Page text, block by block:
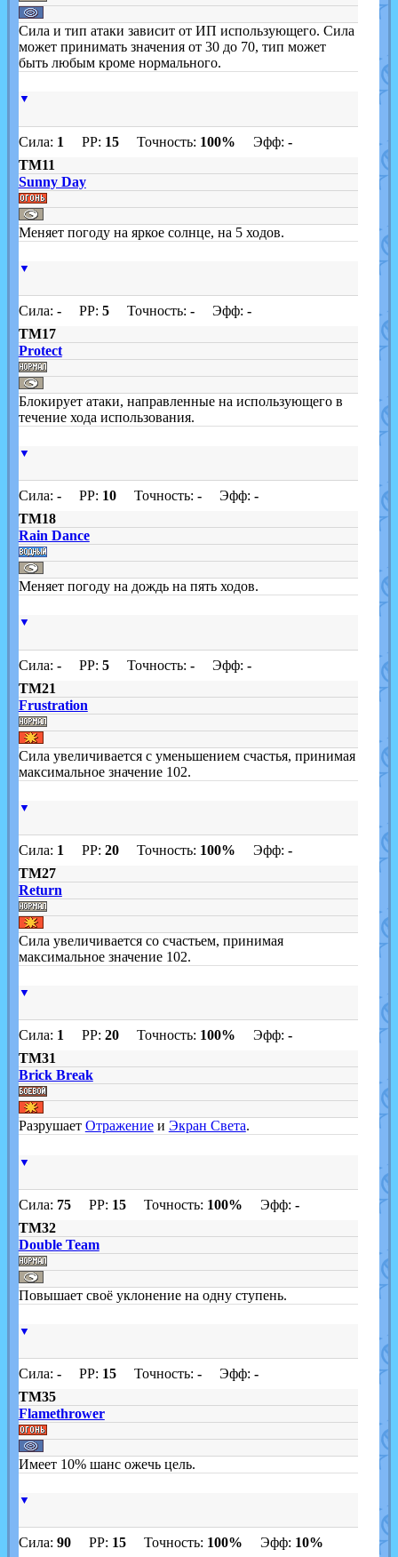
Сила и тип атаки зависит от ИП использующего. Сила
может принимать значения от 30 до 70, тип может
быть любым кроме нормального.
▼
Сила: 1 PP: 15Точность: 100% Эфф: -
TM11
Sunny Day
Меняет погоду на яркое солнце, на 5 ходов.
▼
Сила: -PP: 5Точность: -Эфф: -
TM17
Protect
Блокирует атаки, направленные на использующего в
течение хода использования.
▼
Сила: -PP: 10Точность: -Эфф: -
TM18
Rain Dance
Меняет погоду на дождь на пять ходов.
▼
Сила: -PP: 5Точность: -Эфф: -
TM21
Frustration
Сила увеличивается с уменьшением счастья, принимая
максимальное значение 102.
▼
Сила: 1 PP: 20Точность: 100% Эфф: -
TM27
Return
Сила увеличивается со счастьем, принимая
максимальное значение 102.
▼
Сила: 1 PP: 20Точность: 100% Эфф: -
TM31
Brick Break
Разрушает Отражениеи Экран Света.
▼
Сила: 75PP: 15Точность: 100% Эфф: -
TM32
Double Team
Повышает своё уклонение на одну ступень.
▼
Сила: -PP: 15Точность: -Эфф: -
TM35
Flamethrower
Имеет 10% шанс ожечь цель.
▼
Сила: 90PP: 15Точность: 100% Эфф: 10%